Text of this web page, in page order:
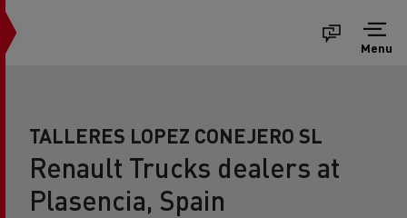
Menu
TALLERES LOPEZ CONEJERO SL
Renault Trucks dealers at
Plasencia, Spain